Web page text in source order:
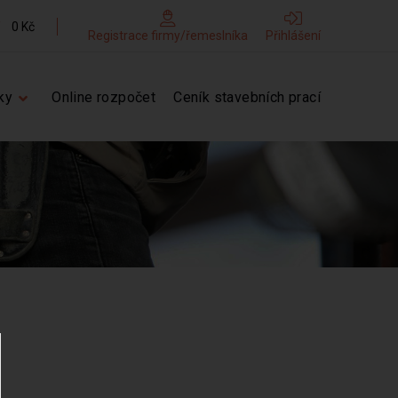
0 Kč
Registrace firmy/řemeslníka Přihlášení
Online rozpočet Ceník stavebních prací